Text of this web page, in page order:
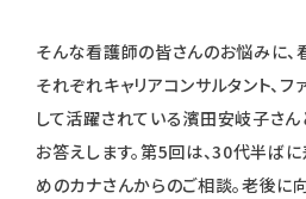
そんな看護師の皆さんのお悩みに、
それぞれキャリアコンサルタント、フ
して活躍されている濱田安岐子さ
お答えします。第5回は、30代半ば
めのカナさんからのご相談。老後に